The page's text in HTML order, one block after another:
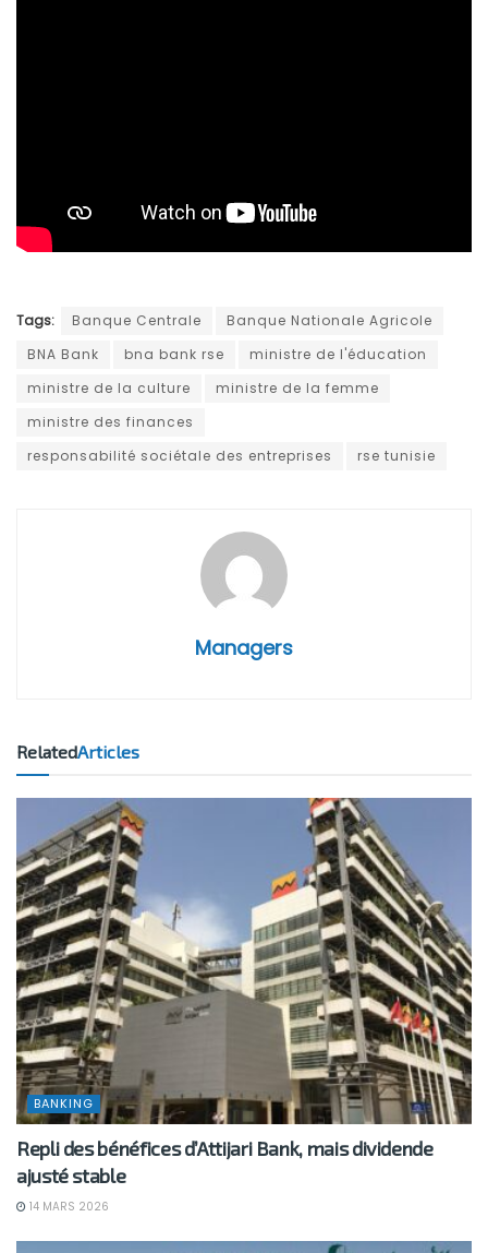
Tags: Banque Centrale
Banque Nationale Agricole
BNA Bank
bna bank rse
ministre de l'éducation
ministre de la culture
ministre de la femme
ministre des finances
responsabilité sociétale des entreprises
rse tunisie
Managers
RelatedArticles
BANKING
Repli des bénéfices d’Attijari Bank, mais dividende
ajusté stable
14 MARS 2026